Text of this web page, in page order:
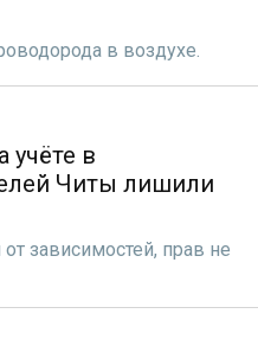
в воздухе.
учёте в
Читы лишили
зависимостей, прав не